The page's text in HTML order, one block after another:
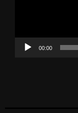
c
00:00